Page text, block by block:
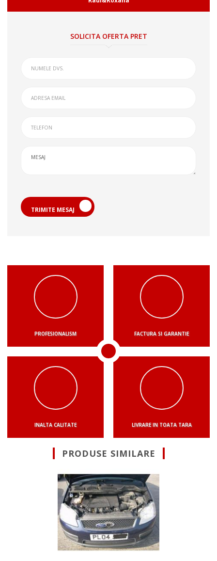
SOLICITA OFERTA PRET
TRIMITE MESAJ
PROFESIONALISM FACTURA SI GARANTIE
INALTA CALITATE LIVRARE IN TOATA TARA
PRODUSE SIMILARE